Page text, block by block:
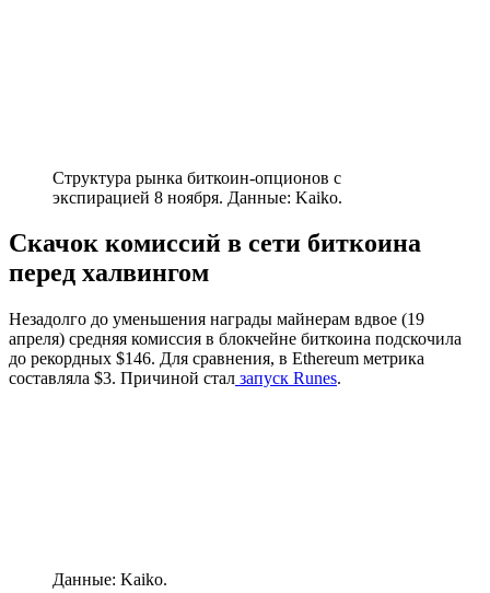
Структура рынка биткоин-опционов с
экспирацией 8 ноября. Данные: Kaiko.
Скачок комиссий в сети биткоина
перед халвингом
Незадолго до уменьшения награды майнерам вдвое (19
апреля) средняя комиссия в блокчейне биткоина подскочила
до рекордных $146. Для сравнения, в Ethereum метрика
составляла $3. Причиной стал запуск Runes.
Данные: Kaiko.